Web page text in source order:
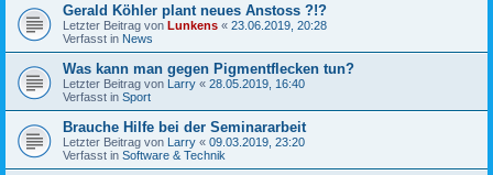
Gerald Köhler plant neues Anstoss ?!?
Letzter Beitrag von Lunkens « 23.06.2019, 20:28
Verfasst in News
Was kann man gegen Pigmentflecken tun?
Letzter Beitrag von Larry « 28.05.2019, 16:40
Verfasst in Sport
Brauche Hilfe bei der Seminararbeit
Letzter Beitrag von Larry « 09.03.2019, 23:20
Verfasst in Software & Technik